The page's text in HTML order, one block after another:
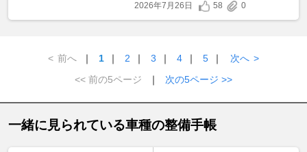
2026年7月26日
58 0
< 前へ ｜ 1 ｜ 2 ｜ 3 ｜ 4 ｜ 5 ｜ 次へ >
<< 前の5ページ
｜ 次の5ページ >>
一緒に見られている車種の整備手帳